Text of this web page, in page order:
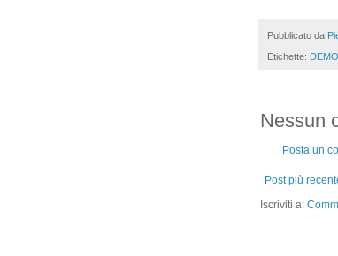
Pubblicato da
Etichette:
Nessun
Posta un
Post più
Iscriviti a: